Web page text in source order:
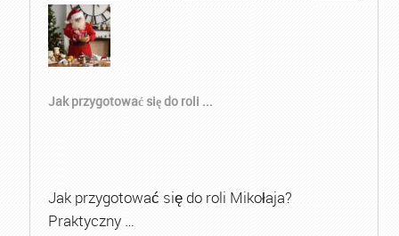
Jak przygotować się do roli ...
Jak przygotować się do roli Mikołaja?
Praktyczny …